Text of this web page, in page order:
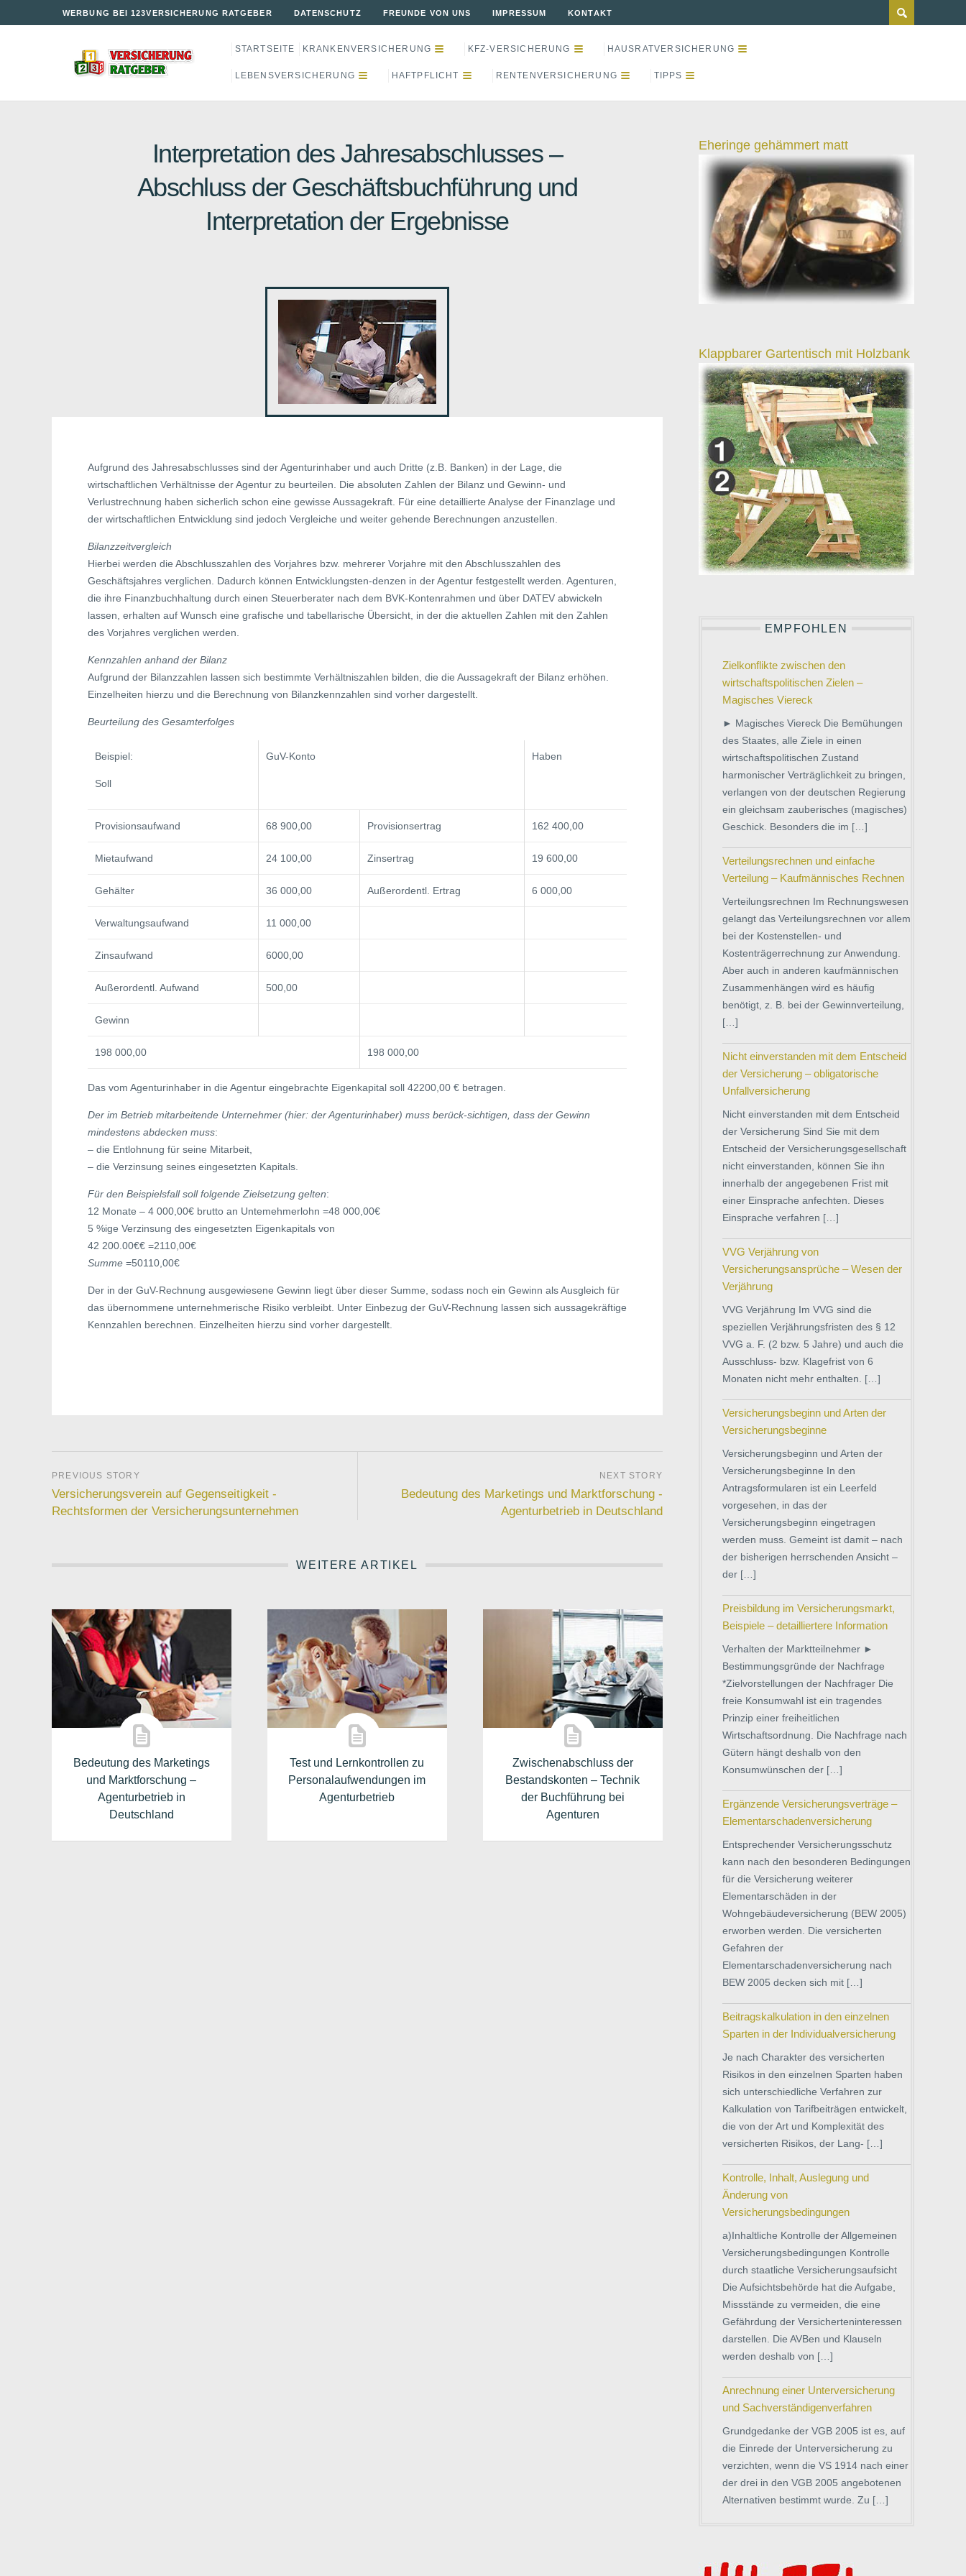
WERBUNG BEI 123VERSICHERUNG RATGEBER DATENSCHUTZ FREUNDE VON UNS IMPRESSUM KONTAKT
STARTSEITE KRANKENVERSICHERUNG KFZ-VERSICHERUNG HAUSRATVERSICHERUNG
LEBENSVERSICHERUNG HAFTPFLICHT RENTENVERSICHERUNG TIPPS
Interpretation des Jahresabschlusses –
Abschluss der Geschäftsbuchführung und
Interpretation der Ergebnisse
Aufgrund des Jahresabschlusses sind der Agenturinhaber und auch Dritte (z.B. Banken) in der Lage, die
wirtschaftlichen Verhältnisse der Agentur zu beurteilen. Die absoluten Zahlen der Bilanz und Gewinn- und
Verlustrechnung haben sicherlich schon eine gewisse Aussagekraft. Für eine detaillierte Analyse der Finanzlage und
der wirtschaftlichen Entwicklung sind jedoch Vergleiche und weiter gehende Berechnungen anzustellen.
Bilanzzeitvergleich
Hierbei werden die Abschlusszahlen des Vorjahres bzw. mehrerer Vorjahre mit den Abschlusszahlen des
Geschäftsjahres verglichen. Dadurch können Entwicklungsten-denzen in der Agentur festgestellt werden. Agenturen,
die ihre Finanzbuchhaltung durch einen Steuerberater nach dem BVK-Kontenrahmen und über DATEV abwickeln
lassen, erhalten auf Wunsch eine grafische und tabellarische Übersicht, in der die aktuellen Zahlen mit den Zahlen
des Vorjahres verglichen werden.
Kennzahlen anhand der Bilanz
Aufgrund der Bilanzzahlen lassen sich bestimmte Verhältniszahlen bilden, die die Aussagekraft der Bilanz erhöhen.
Einzelheiten hierzu und die Berechnung von Bilanzkennzahlen sind vorher dargestellt.
Beurteilung des Gesamterfolges
Beispiel:
Soll
GuV-Konto Haben
Provisionsaufwand 68 900,00 Provisionsertrag 162 400,00
Mietaufwand 24 100,00 Zinsertrag 19 600,00
Gehälter 36 000,00 Außerordentl. Ertrag 6 000,00
Verwaltungsaufwand 11 000,00
Zinsaufwand 6000,00
Außerordentl. Aufwand 500,00
Gewinn
198 000,00 198 000,00
Das vom Agenturinhaber in die Agentur eingebrachte Eigenkapital soll 42200,00 € betragen.
Der im Betrieb mitarbeitende Unternehmer (hier: der Agenturinhaber) muss berück-sichtigen, dass der Gewinn
mindestens abdecken muss:
– die Entlohnung für seine Mitarbeit,
– die Verzinsung seines eingesetzten Kapitals.
Für den Beispielsfall soll folgende Zielsetzung gelten:
12 Monate – 4 000,00€ brutto an Untemehmerlohn =48 000,00€
5 %ige Verzinsung des eingesetzten Eigenkapitals von
42 200.00€€ =2110,00€
Summe =50110,00€
Der in der GuV-Rechnung ausgewiesene Gewinn liegt über dieser Summe, sodass noch ein Gewinn als Ausgleich für
das übernommene unternehmerische Risiko verbleibt. Unter Einbezug der GuV-Rechnung lassen sich aussagekräftige
Kennzahlen berechnen. Einzelheiten hierzu sind vorher dargestellt.
Versicherungsverein auf Gegenseitigkeit -
Rechtsformen der Versicherungsunternehmen
Bedeutung des Marketings und Marktforschung -
Agenturbetrieb in Deutschland
WEITERE ARTIKEL
Bedeutung des Marketings
und Marktforschung –
Agenturbetrieb in
Deutschland
Test und Lernkontrollen zu
Personalaufwendungen im
Agenturbetrieb
Zwischenabschluss der
Bestandskonten – Technik
der Buchführung bei
Agenturen
Eheringe gehämmert matt
Klappbarer Gartentisch mit Holzbank
EMPFOHLEN
Zielkonflikte zwischen den
wirtschaftspolitischen Zielen –
Magisches Viereck
► Magisches Viereck Die Bemühungen
des Staates, alle Ziele in einen
wirtschaftspolitischen Zustand
harmonischer Verträglichkeit zu bringen,
verlangen von der deutschen Regierung
ein gleichsam zauberisches (magisches)
Geschick. Besonders die im […]
Verteilungsrechnen und einfache
Verteilung – Kaufmännisches Rechnen
Verteilungsrechnen Im Rechnungswesen
gelangt das Verteilungsrechnen vor allem
bei der Kostenstellen- und
Kostenträgerrechnung zur Anwendung.
Aber auch in anderen kaufmännischen
Zusammenhängen wird es häufig
benötigt, z. B. bei der Gewinnverteilung,
[…]
Nicht einverstanden mit dem Entscheid
der Versicherung – obligatorische
Unfallversicherung
Nicht einverstanden mit dem Entscheid
der Versicherung Sind Sie mit dem
Entscheid der Versicherungsgesellschaft
nicht einverstanden, können Sie ihn
innerhalb der angegebenen Frist mit
einer Einsprache anfechten. Dieses
Einsprache verfahren […]
VVG Verjährung von
Versicherungsansprüche – Wesen der
Verjährung
VVG Verjährung Im VVG sind die
speziellen Verjährungsfristen des § 12
VVG a. F. (2 bzw. 5 Jahre) und auch die
Ausschluss- bzw. Klagefrist von 6
Monaten nicht mehr enthalten. […]
Versicherungsbeginn und Arten der
Versicherungsbeginne
Versicherungsbeginn und Arten der
Versicherungsbeginne In den
Antragsformularen ist ein Leerfeld
vorgesehen, in das der
Versicherungsbeginn eingetragen
werden muss. Gemeint ist damit – nach
der bisherigen herrschenden Ansicht –
der […]
Preisbildung im Versicherungsmarkt,
Beispiele – detailliertere Information
Verhalten der Marktteilnehmer ►
Bestimmungsgründe der Nachfrage
*Zielvorstellungen der Nachfrager Die
freie Konsumwahl ist ein tragendes
Prinzip einer freiheitlichen
Wirtschaftsordnung. Die Nachfrage nach
Gütern hängt deshalb von den
Konsumwünschen der […]
Ergänzende Versicherungsverträge –
Elementarschadenversicherung
Entsprechender Versicherungsschutz
kann nach den besonderen Bedingungen
für die Versicherung weiterer
Elementarschäden in der
Wohngebäudeversicherung (BEW 2005)
erworben werden. Die versicherten
Gefahren der
Elementarschadenversicherung nach
BEW 2005 decken sich mit […]
Beitragskalkulation in den einzelnen
Sparten in der Individualversicherung
Je nach Charakter des versicherten
Risikos in den einzelnen Sparten haben
sich unterschiedliche Verfahren zur
Kalkulation von Tarifbeiträgen entwickelt,
die von der Art und Komplexität des
versicherten Risikos, der Lang- […]
Kontrolle, Inhalt, Auslegung und
Änderung von
Versicherungsbedingungen
a)Inhaltliche Kontrolle der Allgemeinen
Versicherungsbedingungen Kontrolle
durch staatliche Versicherungsaufsicht
Die Aufsichtsbehörde hat die Aufgabe,
Missstände zu vermeiden, die eine
Gefährdung der Versicherteninteressen
darstellen. Die AVBen und Klauseln
werden deshalb von […]
Anrechnung einer Unterversicherung
und Sachverständigenverfahren
Grundgedanke der VGB 2005 ist es, auf
die Einrede der Unterversicherung zu
verzichten, wenn die VS 1914 nach einer
der drei in den VGB 2005 angebotenen
Alternativen bestimmt wurde. Zu […]